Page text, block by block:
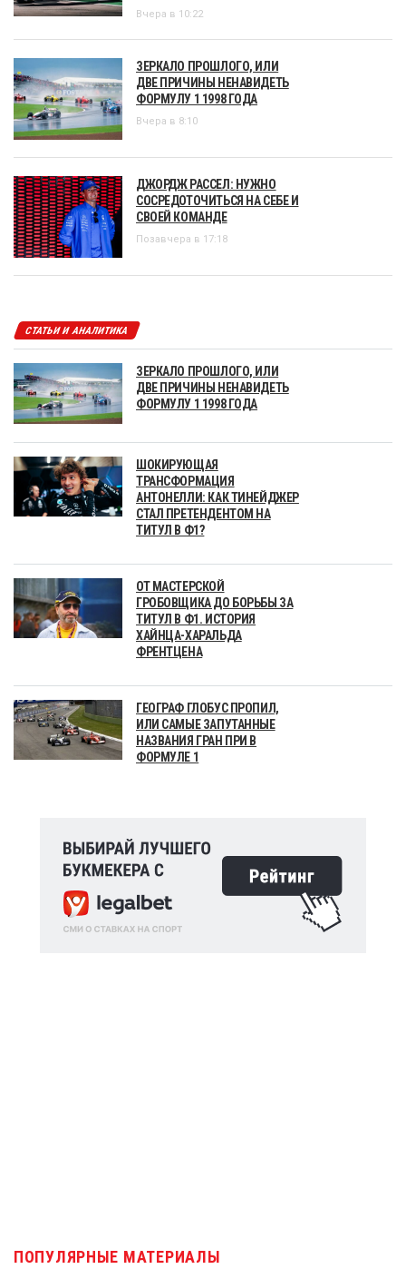
Вчера в 10:22
ЗЕРКАЛО ПРОШЛОГО, ИЛИ
ДВЕ ПРИЧИНЫ НЕНАВИДЕТЬ
ФОРМУЛУ 1 1998 ГОДА
Вчера в 8:10
ДЖОРДЖ РАССЕЛ: НУЖНО
СОСРЕДОТОЧИТЬСЯ НА СЕБЕ И
СВОЕЙ КОМАНДЕ
Позавчера в 17:18
СТАТЬИ И АНАЛИТИКА
ЗЕРКАЛО ПРОШЛОГО, ИЛИ
ДВЕ ПРИЧИНЫ НЕНАВИДЕТЬ
ФОРМУЛУ 1 1998 ГОДА
ШОКИРУЮЩАЯ
ТРАНСФОРМАЦИЯ
АНТОНЕЛЛИ: КАК ТИНЕЙДЖЕР
СТАЛ ПРЕТЕНДЕНТОМ НА
ТИТУЛ В Ф1?
ОТ МАСТЕРСКОЙ
ГРОБОВЩИКА ДО БОРЬБЫ ЗА
ТИТУЛ В Ф1. ИСТОРИЯ
ХАЙНЦА-ХАРАЛЬДА
ФРЕНТЦЕНА
ГЕОГРАФ ГЛОБУС ПРОПИЛ,
ИЛИ САМЫЕ ЗАПУТАННЫЕ
НАЗВАНИЯ ГРАН ПРИ В
ФОРМУЛЕ 1
ПОПУЛЯРНЫЕ МАТЕРИАЛЫ